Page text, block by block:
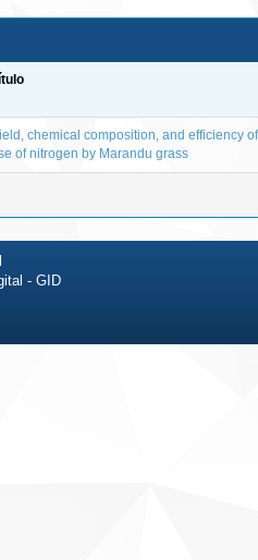
chemical composition, and efficiency of
of nitrogen by Marandu grass
- GID